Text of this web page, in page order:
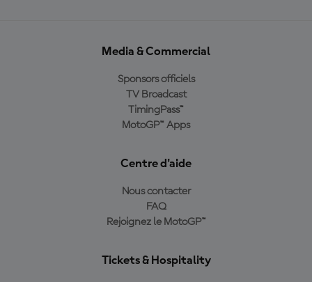
Media & Commercial
Sponsors officiels
TV Broadcast
TimingPass™
MotoGP™ Apps
Centre d'aide
Nous contacter
FAQ
Rejoignez le MotoGP™
Tickets & Hospitality